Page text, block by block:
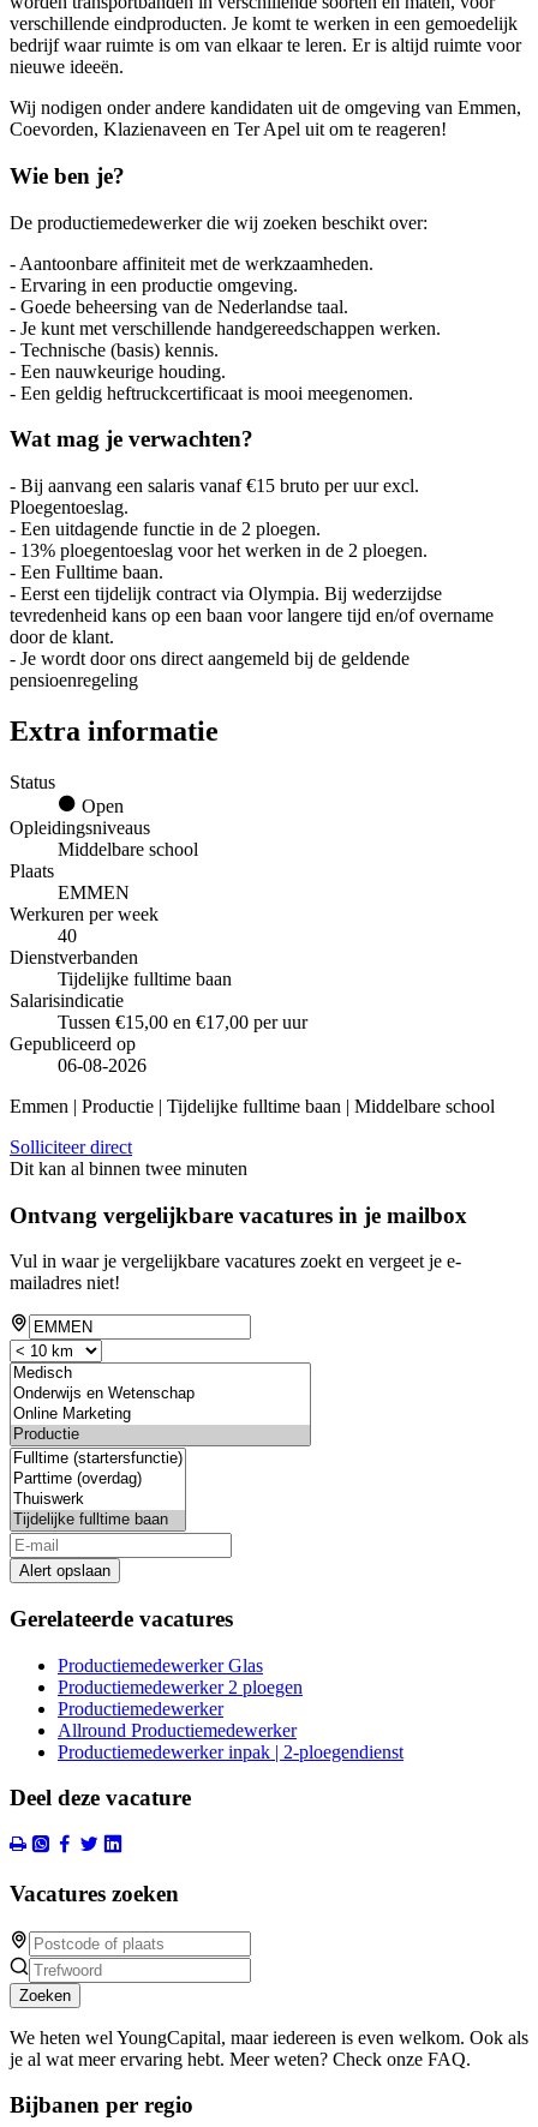
verschillende eindproducten. Je komt te werken in een gemoedelijk
bedrijf waar ruimte is om van elkaar te leren. Er is altijd ruimte voor
nieuwe ideeën.
Wij nodigen onder andere kandidaten uit de omgeving van Emmen,
Coevorden, Klazienaveen en Ter Apel uit om te reageren!
Wie ben je?
De productiemedewerker die wij zoeken beschikt over:
- Aantoonbare affiniteit met de werkzaamheden.
- Ervaring in een productie omgeving.
- Goede beheersing van de Nederlandse taal.
- Je kunt met verschillende handgereedschappen werken.
- Technische (basis) kennis.
- Een nauwkeurige houding.
- Een geldig heftruckcertificaat is mooi meegenomen.
Wat mag je verwachten?
- Bij aanvang een salaris vanaf €15 bruto per uur excl.
Ploegentoeslag.
- Een uitdagende functie in de 2 ploegen.
- 13% ploegentoeslag voor het werken in de 2 ploegen.
- Een Fulltime baan.
- Eerst een tijdelijk contract via Olympia. Bij wederzijdse
tevredenheid kans op een baan voor langere tijd en/of overname
door de klant.
- Je wordt door ons direct aangemeld bij de geldende
pensioenregeling
Extra informatie
Status
Open
Opleidingsniveaus
Middelbare school
Plaats
EMMEN
Werkuren per week
40
Dienstverbanden
Tijdelijke fulltime baan
Salarisindicatie
Tussen €15,00 en €17,00 per uur
Gepubliceerd op
06-08-2026
Emmen | Productie | Tijdelijke fulltime baan | Middelbare school
Solliciteer direct
Dit kan al binnen twee minuten
Ontvang vergelijkbare vacatures in je mailbox
Vul in waar je vergelijkbare vacatures zoekt en vergeet je e-
mailadres niet!
Alert opslaan
Gerelateerde vacatures
Productiemedewerker Glas
Productiemedewerker 2 ploegen
Productiemedewerker
Allround Productiemedewerker
Productiemedewerker inpak | 2-ploegendienst
Deel deze vacature
Vacatures zoeken
Zoeken
We heten wel YoungCapital, maar iedereen is even welkom. Ook als
je al wat meer ervaring hebt. Meer weten? Check onze FAQ.
Bijbanen per regio